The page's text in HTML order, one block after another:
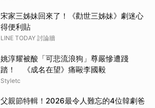
邊佑
宋家三姊妹回來了！《勸世三姊妹》劇迷心
得便利貼
LINE TODAY 討論牆
姚淳耀被酸「可悲流浪狗」尊嚴慘遭踐
踏！ 《成名在望》痛毆李國毅
Styletc
父親節特輯！2026最令人難忘的4位韓劇爸